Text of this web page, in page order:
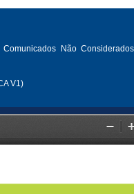
Não
V1)